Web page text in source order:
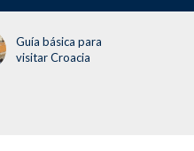
Todo lo que deben
saber del Festival del